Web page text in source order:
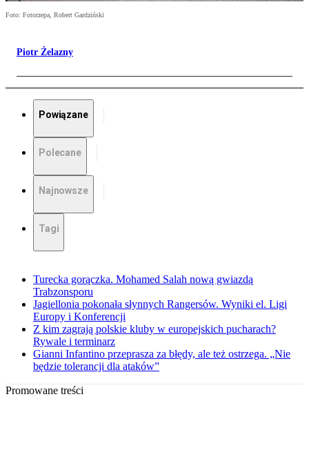
Foto: Fotorzepa, Robert Gardziński
Piotr Żelazny
Powiązane
Polecane
Najnowsze
Tagi
Turecka gorączka. Mohamed Salah nową gwiazdą
Trabzonsporu
Jagiellonia pokonała słynnych Rangersów. Wyniki el. Ligi
Europy i Konferencji
Z kim zagrają polskie kluby w europejskich pucharach?
Rywale i terminarz
Gianni Infantino przeprasza za błędy, ale też ostrzega. „Nie
będzie tolerancji dla ataków”
Promowane treści